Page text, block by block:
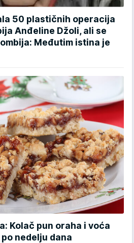
50 plastičnih operacija
Anđeline Džoli, ali se
Međutim istina je
Kolač pun oraha i voća
nedelju dana